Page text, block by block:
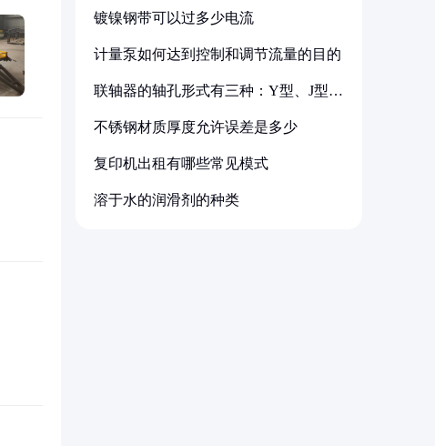
镀镍钢带可以过多少电流
计量泵如何达到控制和调节流量的目的
联轴器的轴孔形式有三种：Y型、J型、
不锈钢材质厚度允许误差是多少
复印机出租有哪些常见模式
溶于水的润滑剂的种类